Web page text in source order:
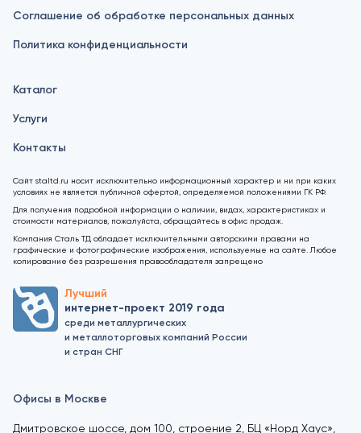
Соглашение об обработке персональных данных
Политика конфиденциальности
Каталог
Услуги
Контакты
Сайт staltd.ru носит исключительно информационный характер и ни при каких
условиях не является публичной офертой, определяемой положениями ГК РФ.
Для получения подробной информации о наличии, видах, характеристиках и
стоимости материалов, пожалуйста, обращайтесь в офис продаж.
Компания Сталь ТД обладает исключительными авторскими правами на
графические и фотографические изображения, используемые на сайте. Любое
копирование без разрешения правообладателя запрещено
Лучший
интернет-проект 2019 года
среди металлургических
и металлоторговых компаний России
и стран СНГ
Офисы в Москве
Дмитровское шоссе, дом 100, строение 2, БЦ «Норд Хаус»,